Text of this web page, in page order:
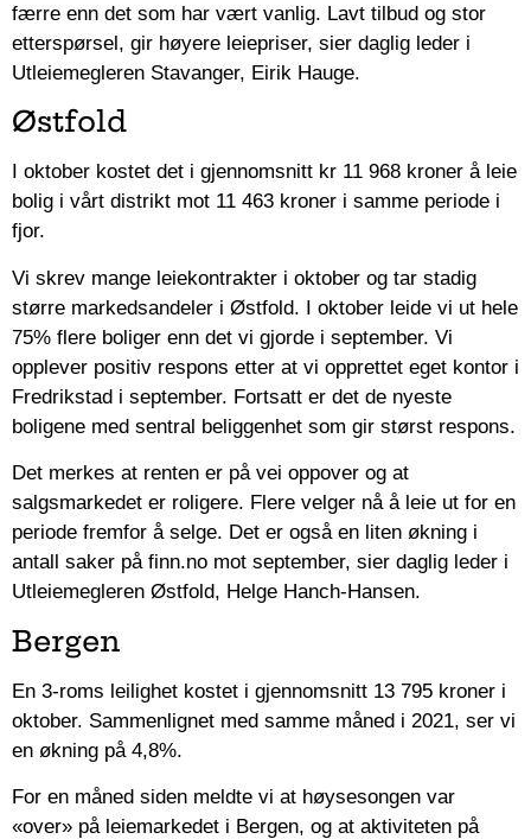
færre enn det som har vært vanlig. Lavt tilbud og stor
etterspørsel, gir høyere leiepriser, sier daglig leder i
Utleiemegleren Stavanger, Eirik Hauge.
Østfold
I oktober kostet det i gjennomsnitt kr 11 968 kroner å leie
bolig i vårt distrikt mot 11 463 kroner i samme periode i
fjor.
Vi skrev mange leiekontrakter i oktober og tar stadig
større markedsandeler i Østfold. I oktober leide vi ut hele
75% flere boliger enn det vi gjorde i september. Vi
opplever positiv respons etter at vi opprettet eget kontor i
Fredrikstad i september. Fortsatt er det de nyeste
boligene med sentral beliggenhet som gir størst respons.
Det merkes at renten er på vei oppover og at
salgsmarkedet er roligere. Flere velger nå å leie ut for en
periode fremfor å selge. Det er også en liten økning i
antall saker på finn.no mot september, sier daglig leder i
Utleiemegleren Østfold, Helge Hanch-Hansen.
Bergen
En 3-roms leilighet kostet i gjennomsnitt 13 795 kroner i
oktober. Sammenlignet med samme måned i 2021, ser vi
en økning på 4,8%.
For en måned siden meldte vi at høysesongen var
«over» på leiemarkedet i Bergen, og at aktiviteten på